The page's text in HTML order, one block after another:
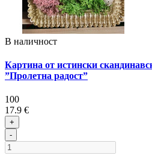
В наличност
Картина от истински
”Пролетна радост”
100
17.9 €
+
-